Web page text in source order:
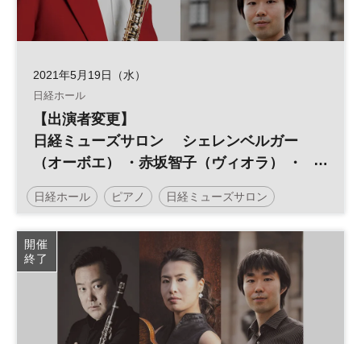
2021年5月19日（水）
日経ホール
【出演者変更】
日経ミューズサロン シェレンベルガー
（オーボエ） ・赤坂智子（ヴィオラ） ・
津田裕也（ピアノ）
日経ホール ピアノ 日経ミューズサロン
開催
終了